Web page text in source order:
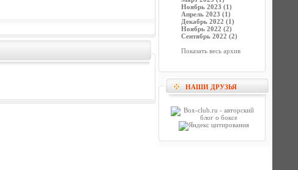
Ноябрь 2023 (1)
Апрель 2023 (1)
Декабрь 2022 (1)
Ноябрь 2022 (2)
Сентябрь 2022 (2)
Показать весь архив
НАШИ ДРУЗЬЯ